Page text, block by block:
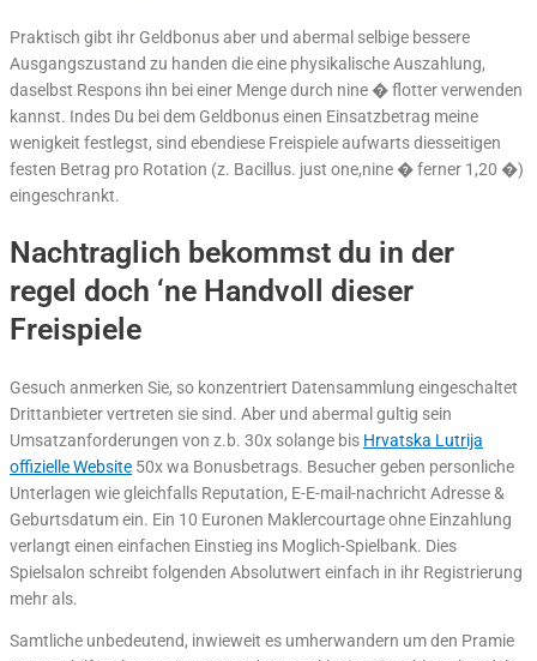
Praktisch gibt ihr Geldbonus aber und abermal selbige bessere
Ausgangszustand zu handen die eine physikalische Auszahlung,
daselbst Respons ihn bei einer Menge durch nine � flotter verwenden
kannst. Indes Du bei dem Geldbonus einen Einsatzbetrag meine
wenigkeit festlegst, sind ebendiese Freispiele aufwarts diesseitigen
festen Betrag pro Rotation (z. Bacillus. just one,nine � ferner 1,20 �)
eingeschrankt.
Nachtraglich bekommst du in der
regel doch ‘ne Handvoll dieser
Freispiele
Gesuch anmerken Sie, so konzentriert Datensammlung eingeschaltet
Drittanbieter vertreten sie sind. Aber und abermal gultig sein
Umsatzanforderungen von z.b. 30x solange bis Hrvatska Lutrija
offizielle Website 50x wa Bonusbetrags. Besucher geben personliche
Unterlagen wie gleichfalls Reputation, E-E-mail-nachricht Adresse &
Geburtsdatum ein. Ein 10 Euronen Maklercourtage ohne Einzahlung
verlangt einen einfachen Einstieg ins Moglich-Spielbank. Dies
Spielsalon schreibt folgenden Absolutwert einfach in ihr Registrierung
mehr als.
Samtliche unbedeutend, inwieweit es umherwandern um den Pramie